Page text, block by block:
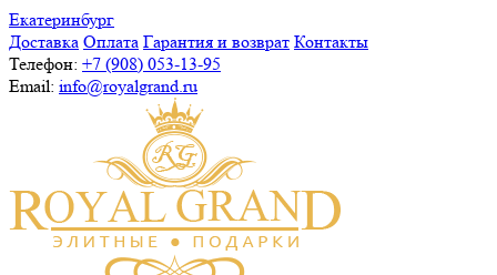
Екатеринбург
Доставка Оплата Гарантия и возврат Контакты
Телефон: +7 (908) 053-13-95
Email: info@royalgrand.ru